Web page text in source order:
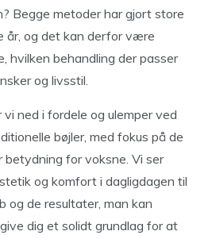
Begge metoder har gjort store
år, og det kan derfor være
hvilken behandling der passer
og livsstil.
ned i fordele og ulemper ved
bøjler, med fokus på de
for voksne. Vi ser
og komfort i dagligdagen til
og de resultater, man kan
dig et solidt grundlag for at